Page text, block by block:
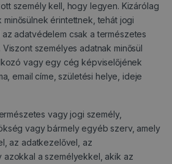
személy kell, hogy legyen. Kizárólag
érintettnek, tehát jogi
adatvédelem csak a természetes
személyes adatnak minősül
vagy egy cég képviselőjének
email címe, születési helye, ideje
vagy jogi személy,
vagy bármely egyéb szerv, amely
az adatkezelővel, az
a személyekkel, akik az